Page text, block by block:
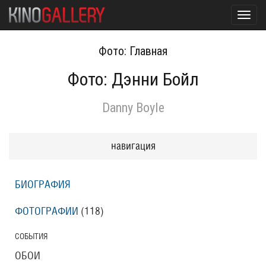
Фото: Главная
Фото: Дэнни Бойл
Danny Boyle
навигация
БИОГРАФИЯ
ФОТОГРАФИИ (118)
СОБЫТИЯ
ОБОИ